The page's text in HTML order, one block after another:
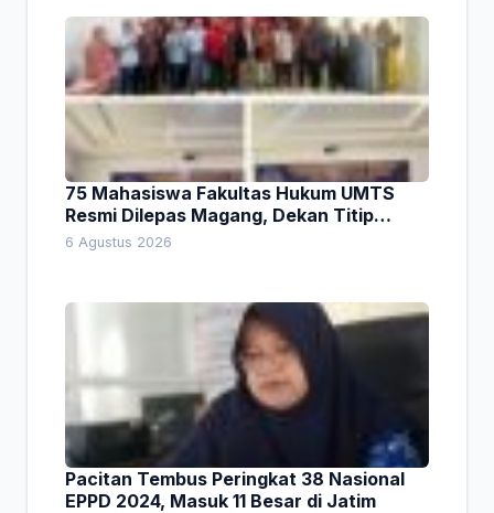
75 Mahasiswa Fakultas Hukum UMTS
Resmi Dilepas Magang, Dekan Titip
Empat Pesan Penting
6 Agustus 2026
Pacitan Tembus Peringkat 38 Nasional
EPPD 2024, Masuk 11 Besar di Jatim